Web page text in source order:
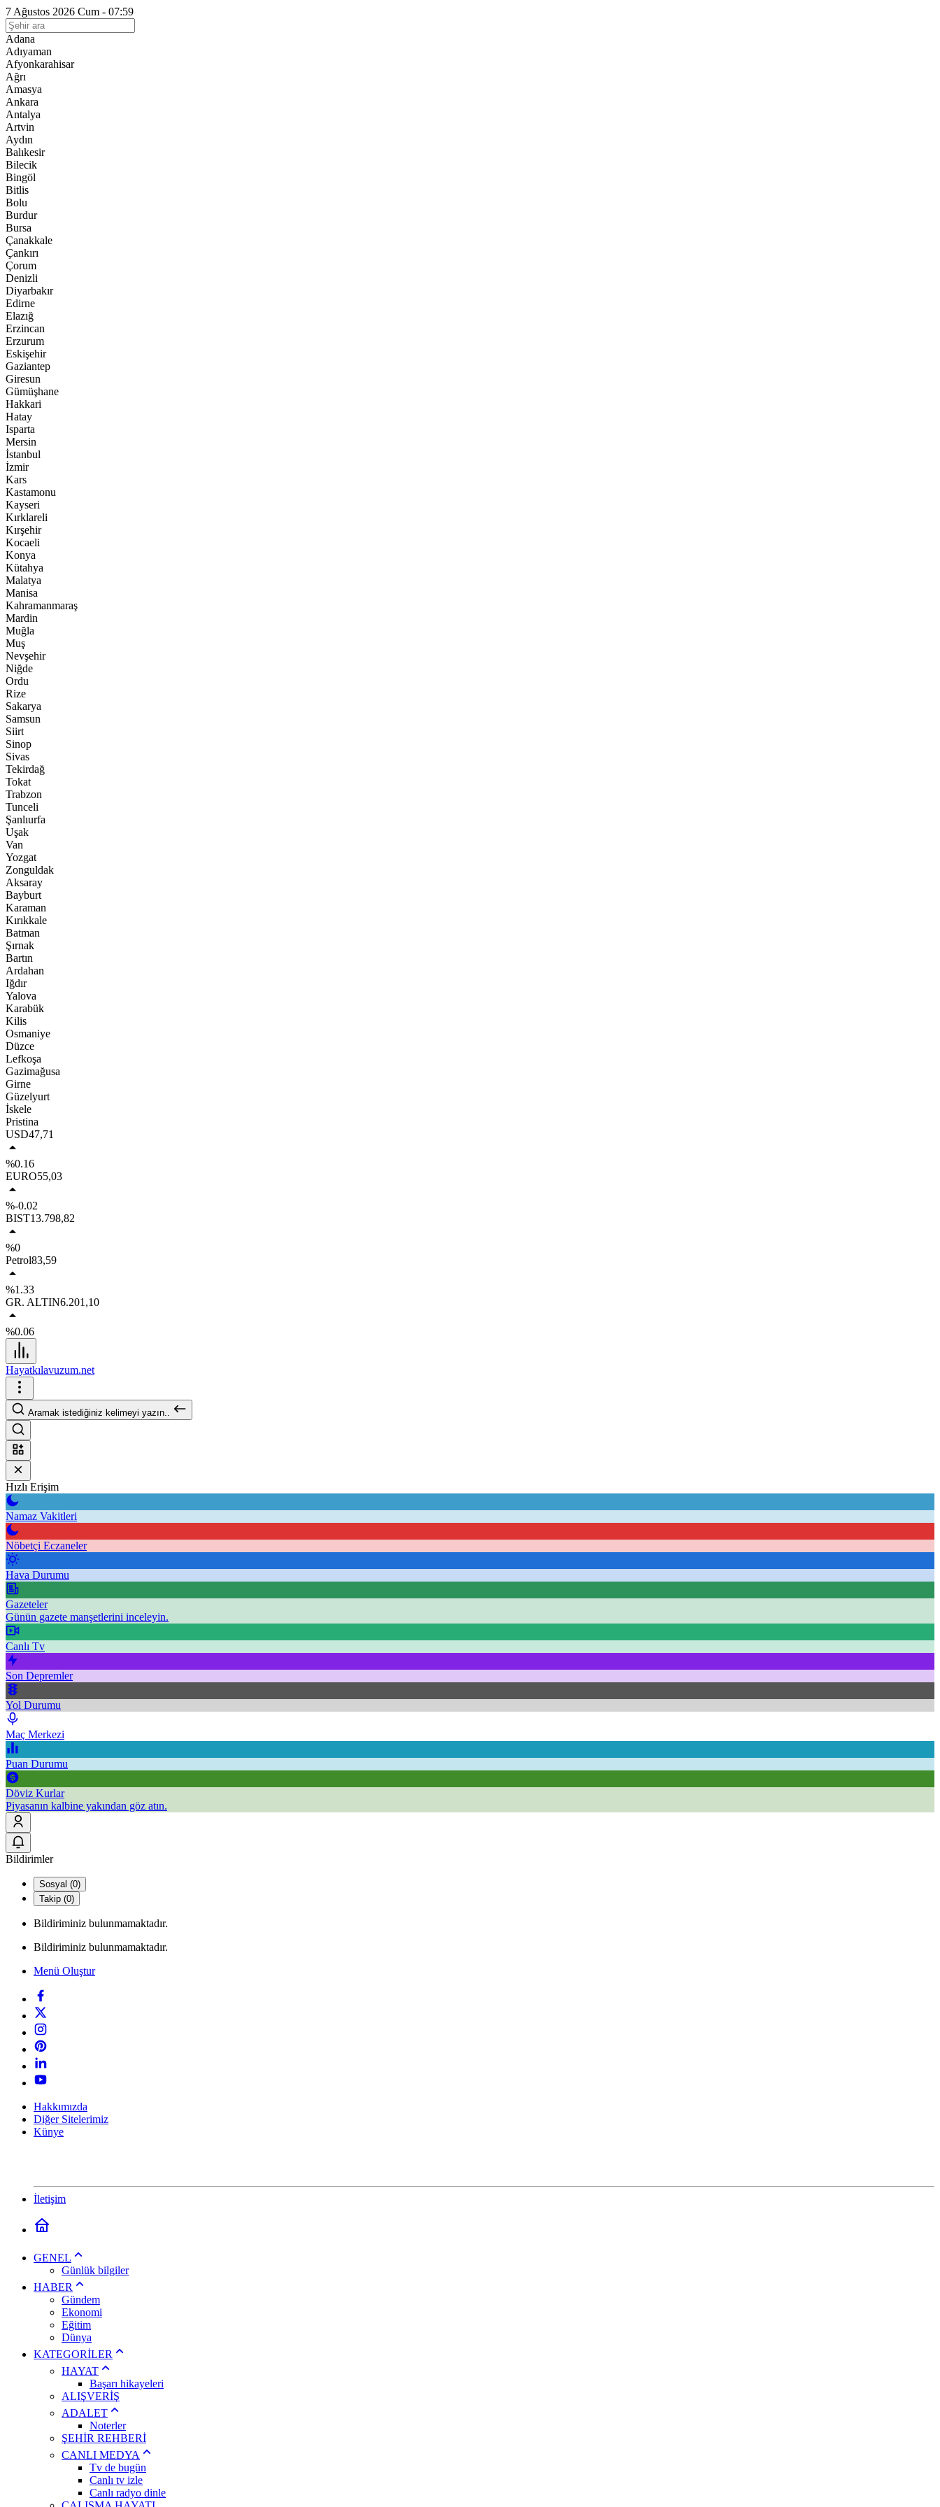
7 Ağustos 2026 Cum - 07:59
Adana
Adıyaman
Afyonkarahisar
Ağrı
Amasya
Ankara
Antalya
Artvin
Aydın
Balıkesir
Bilecik
Bingöl
Bitlis
Bolu
Burdur
Bursa
Çanakkale
Çankırı
Çorum
Denizli
Diyarbakır
Edirne
Elazığ
Erzincan
Erzurum
Eskişehir
Gaziantep
Giresun
Gümüşhane
Hakkari
Hatay
Isparta
Mersin
İstanbul
İzmir
Kars
Kastamonu
Kayseri
Kırklareli
Kırşehir
Kocaeli
Konya
Kütahya
Malatya
Manisa
Kahramanmaraş
Mardin
Muğla
Muş
Nevşehir
Niğde
Ordu
Rize
Sakarya
Samsun
Siirt
Sinop
Sivas
Tekirdağ
Tokat
Trabzon
Tunceli
Şanlıurfa
Uşak
Van
Yozgat
Zonguldak
Aksaray
Bayburt
Karaman
Kırıkkale
Batman
Şırnak
Bartın
Ardahan
Iğdır
Yalova
Karabük
Kilis
Osmaniye
Düzce
Lefkoşa
Gazimağusa
Girne
Güzelyurt
İskele
Pristina
USD47,71
%0.16
EURO55,03
%-0.02
BIST13.798,82
%0
Petrol83,59
%1.33
GR. ALTIN6.201,10
%0.06
Hayatkılavuzum.net
Aramak istediğiniz kelimeyi yazın..
Hızlı Erişim
Namaz Vakitleri
Nöbetçi Eczaneler
Hava Durumu
Gazeteler
Günün gazete manşetlerini inceleyin.
Canlı Tv
Son Depremler
Yol Durumu
Maç Merkezi
Puan Durumu
Döviz Kurlar
Piyasanın kalbine yakından göz atın.
Bildirimler
Sosyal (0)
Takip (0)
Bildiriminiz bulunmamaktadır.
Bildiriminiz bulunmamaktadır.
Menü Oluştur
Hakkımızda
Diğer Sitelerimiz
Künye
İletişim
GENEL
Günlük bilgiler
HABER
Gündem
Ekonomi
Eğitim
Dünya
KATEGORİLER
HAYAT
Başarı hikayeleri
ALIŞVERİŞ
ADALET
Noterler
ŞEHİR REHBERİ
CANLI MEDYA
Tv de bugün
Canlı tv izle
Canlı radyo dinle